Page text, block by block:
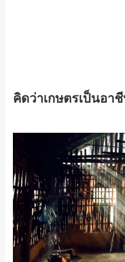
คิดว่าเกษตรเป็นอา